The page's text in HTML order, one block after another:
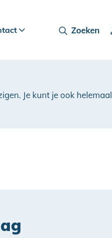
Zoeken
Je kunt je ook helemaal